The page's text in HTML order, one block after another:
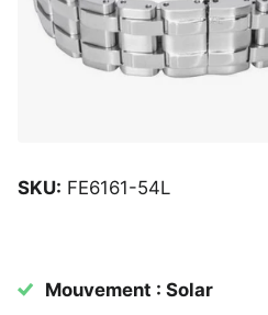
SKU: FE6161-54L
Mouvement : Solar